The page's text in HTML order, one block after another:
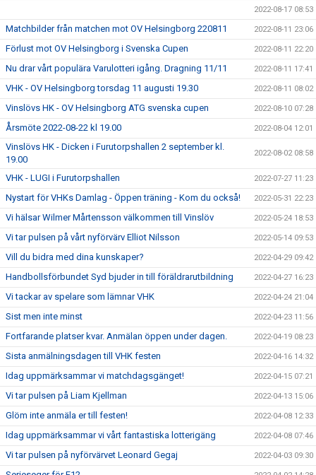
2022-08-17 08:53
Matchbilder från matchen mot OV Helsingborg 220811 2022-08-11 23:06
Förlust mot OV Helsingborg i Svenska Cupen 2022-08-11 22:20
Nu drar vårt populära Varulotteri igång. Dragning 11/11 2022-08-11 17:41
VHK - OV Helsingborg torsdag 11 augusti 19.30 2022-08-11 08:02
Vinslövs HK - OV Helsingborg ATG svenska cupen 2022-08-10 07:28
Årsmöte 2022-08-22 kl 19.00 2022-08-04 12:01
Vinslövs HK - Dicken i Furutorpshallen 2 september kl.
19.00
2022-08-02 08:58
VHK - LUGI i Furutorpshallen 2022-07-27 11:23
Nystart för VHKs Damlag - Öppen träning - Kom du också! 2022-05-31 22:23
Vi hälsar Wilmer Mårtensson välkommen till Vinslöv 2022-05-24 18:53
Vi tar pulsen på vårt nyförvärv Elliot Nilsson 2022-05-14 09:53
Vill du bidra med dina kunskaper? 2022-04-29 09:42
Handbollsförbundet Syd bjuder in till föräldrarutbildning 2022-04-27 16:23
Vi tackar av spelare som lämnar VHK 2022-04-24 21:04
Sist men inte minst 2022-04-23 11:56
Fortfarande platser kvar. Anmälan öppen under dagen. 2022-04-19 08:23
Sista anmälningsdagen till VHK festen 2022-04-16 14:32
Idag uppmärksammar vi matchdagsgänget! 2022-04-15 07:21
Vi tar pulsen på Liam Kjellman 2022-04-13 15:06
Glöm inte anmäla er till festen! 2022-04-08 12:33
Idag uppmärksammar vi vårt fantastiska lotterigäng 2022-04-08 07:46
Vi tar pulsen på nyförvärvet Leonard Gegaj 2022-04-03 09:30